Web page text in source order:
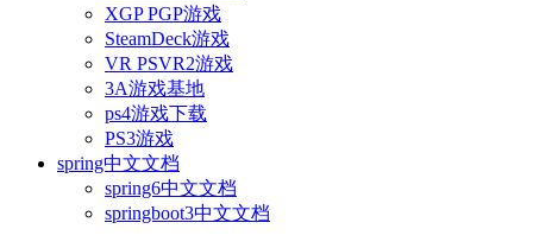
XGP PGP游戏
SteamDeck游戏
VR PSVR2游戏
3A游戏基地
ps4游戏下载
PS3游戏
spring中文文档
spring6中文文档
springboot3中文文档